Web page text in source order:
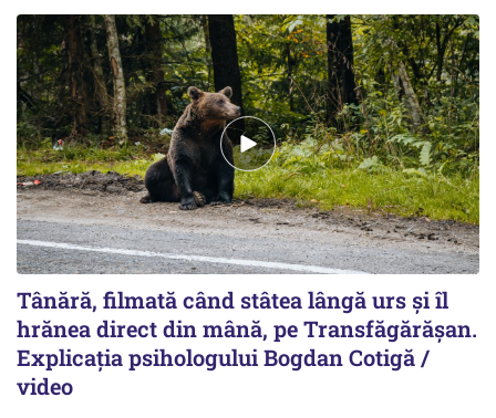
Tânără, filmată când stâtea lângă urs și îl
hrănea direct din mână, pe Transfăgărășan.
Explicația psihologului Bogdan Cotigă /
video